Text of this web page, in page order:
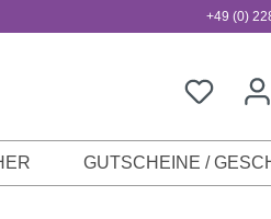
+49 (0)
GUTSCHEINE /